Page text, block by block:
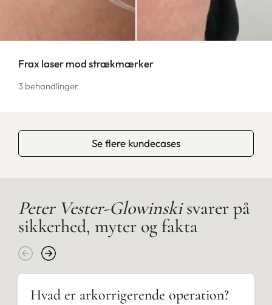
Frax laser mod strækmærker
3 behandlinger
Se flere kundecases
Peter Vester-Glowinskisvarer på
sikkerhed, myter og fakta
Hvad er arkorrigerende operation?